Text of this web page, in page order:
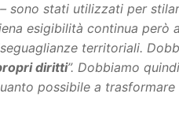
– sono stati utilizzati per
esigibilità continua però
territoriali.
diritti”. Dobbiamo
possibile a trasformare